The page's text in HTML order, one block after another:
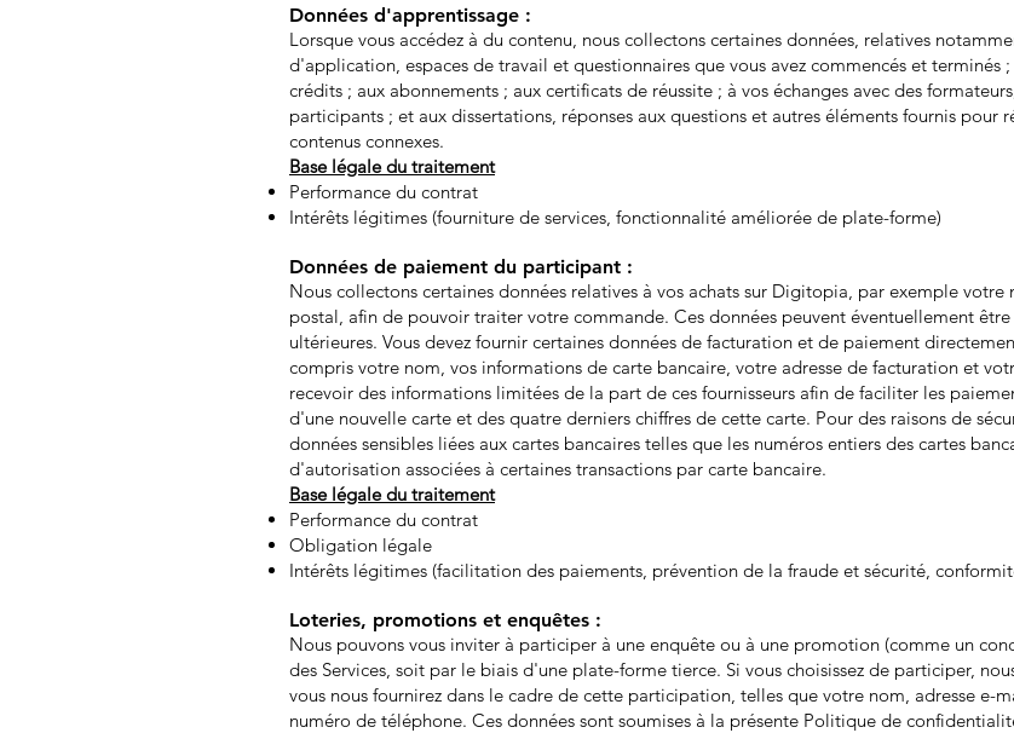
Données d'apprentissage :
Lorsque vous accédez à du contenu, nous collectons certaines données, relatives
d'application, espaces de travail et questionnaires que vous avez commencés et
crédits ; aux abonnements ; aux certificats de réussite ; à vos échanges avec des
participants ; et aux dissertations, réponses aux questions et autres éléments fournis pour
contenus connexes.
Base légale du traitement
Performance du contrat
Intérêts légitimes (fourniture de services, fonctionnalité améliorée de plate-forme)
Données de paiement du participant :
Nous collectons certaines données relatives à vos achats sur Digitopia, par exemple
postal, afin de pouvoir traiter votre commande. Ces données peuvent éventuellement
ultérieures. Vous devez fournir certaines données de facturation et de paiement
compris votre nom, vos informations de carte bancaire, votre adresse de facturation et
recevoir des informations limitées de la part de ces fournisseurs afin de faciliter les
d'une nouvelle carte et des quatre derniers chiffres de cette carte. Pour des raisons de
données sensibles liées aux cartes bancaires telles que les numéros entiers des cartes
d'autorisation associées à certaines transactions par carte bancaire.
Base légale du traitement
Performance du contrat
Obligation légale
Intérêts légitimes (facilitation des paiements, prévention de la fraude et sécurité,
Loteries, promotions et enquêtes :
Nous pouvons vous inviter à participer à une enquête ou à une promotion (comme un
des Services, soit par le biais d'une plate-forme tierce. Si vous choisissez de participer,
vous nous fournirez dans le cadre de cette participation, telles que votre nom, adresse e-
numéro de téléphone. Ces données sont soumises à la présente Politique de